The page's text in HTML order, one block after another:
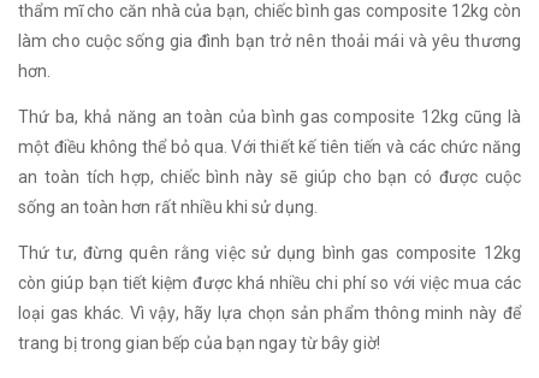
thẩm mĩ cho căn nhà của bạn, chiếc bình gas composite 12kg còn
làm cho cuộc sống gia đình bạn trở nên thoải mái và yêu thương
hơn.
Thứ ba, khả năng an toàn của bình gas composite 12kg cũng là
một điều không thể bỏ qua. Với thiết kế tiên tiến và các chức năng
an toàn tích hợp, chiếc bình này sẽ giúp cho bạn có được cuộc
sống an toàn hơn rất nhiều khi sử dụng.
Thứ tư, đừng quên rằng việc sử dụng bình gas composite 12kg
còn giúp bạn tiết kiệm được khá nhiều chi phí so với việc mua các
loại gas khác. Vì vậy, hãy lựa chọn sản phẩm thông minh này để
trang bị trong gian bếp của bạn ngay từ bây giờ!